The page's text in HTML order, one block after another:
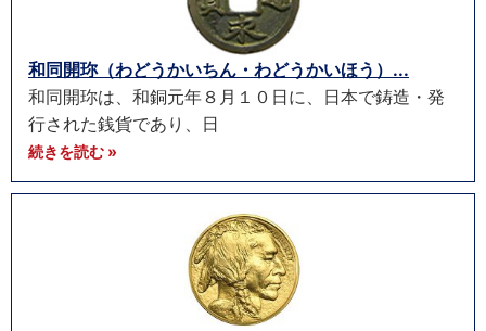
和同開珎（わどうかいちん・わどうかいほう）...
和同開珎は、和銅元年８月１０日に、日本で鋳造・発
行された銭貨であり、日
続きを読む »